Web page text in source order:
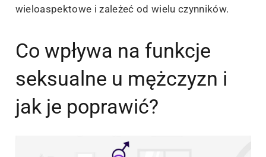
wieloaspektowe i zależeć od wielu czynników.
Co wpływa na funkcje
seksualne u mężczyzn i
jak je poprawić?